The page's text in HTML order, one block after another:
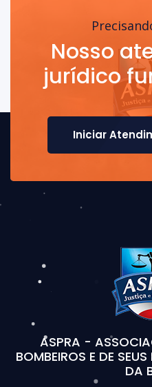
Nosso
jurídico
Iniciar
ASPRA -
BOMBEIROS E DE
DA